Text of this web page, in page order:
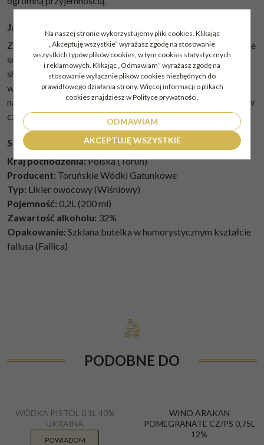
Jak serwować?
Ze względu na swój imprezowy charakter, likier ten doskonale
smakuje pity bezpośrednio w formie mocno schłodzonych
shotów. Można go również wykorzystać jako kreatywny i
wyrazisty składnik kolorowych, wakacyjnych drinków lub
nalać jako słodki, owocowy dodatek do gazowanych napojów
czy lemoniady.
Specyfikacja produktu:
Kraj pochodzenia:Polska (Toruń)
Producent: Toruńskie Wódki Gatunkowe
Typ: Likier owocowy (Wiśniowy)
Pojemność: 0,2L (200 ml)
Zawartość alkoholu: 32%
Opakowanie: Szklana butelka w humorystycznym kształcie
fallusa (Fallica)
PODOBNE DO
WÓDKA PISTOL 0,1L 40%
UKRAINA
POWIADOM
WINO ARAKAN
POMEGRANATE CZ/PS 0,75L
12%
Na naszej stronie wykorzystujemy pliki cookies. Klikając
„Akceptuję wszystkie” wyrażasz zgodę na stosowanie
wszystkich typów plików cookies, w tym cookies statystycznych
i reklamowych. Klikając „Odmawiam” wyrażasz zgodę na
stosowanie wyłącznie plików cookies niezbędnych do
prawidłowego działania strony. Więcej informacji o plikach
cookies znajdziesz w Polityce prywatności.
ODMAWIAM
AKCEPTUJĘ WSZYSTKIE